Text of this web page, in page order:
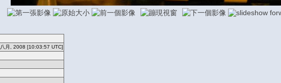
月, 2008 [10:03:57 UTC]